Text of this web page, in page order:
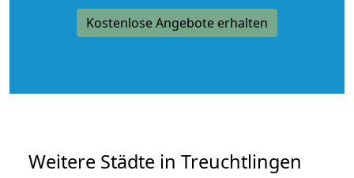
Kostenlose Angebote erhalten
Weitere Städte in Treuchtlingen